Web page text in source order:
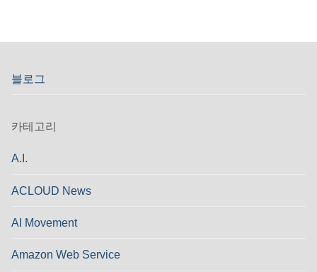
블로그
카테고리
A.I.
ACLOUD News
AI Movement
Amazon Web Service